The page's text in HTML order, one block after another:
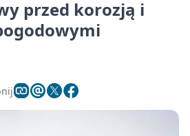
przed korozją i